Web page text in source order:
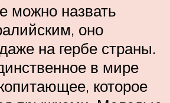
можно назвать
оно
на гербе страны.
в мире
которое